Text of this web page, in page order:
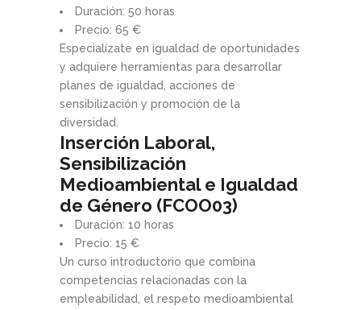
Duración: 50 horas
Precio: 65 €
Especialízate en igualdad de oportunidades
y adquiere herramientas para desarrollar
planes de igualdad, acciones de
sensibilización y promoción de la
diversidad.
Inserción Laboral,
Sensibilización
Medioambiental e Igualdad
de Género (FCOO03)
Duración: 10 horas
Precio: 15 €
Un curso introductorio que combina
competencias relacionadas con la
empleabilidad, el respeto medioambiental